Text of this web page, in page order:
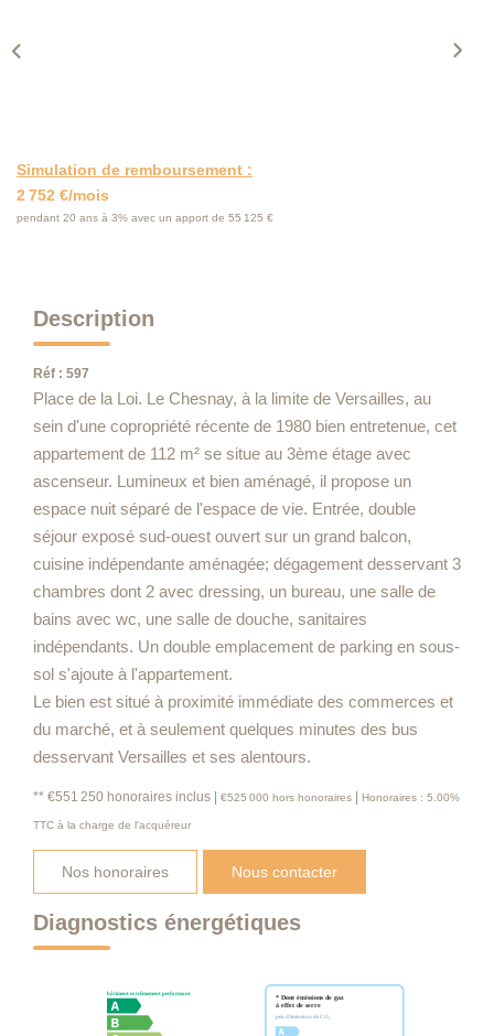
Simulation de remboursement :
2 752 €/mois
pendant 20 ans à 3% avec un apport de 55 125 €
Description
Réf : 597
Place de la Loi. Le Chesnay, à la limite de Versailles, au
sein d'une copropriété récente de 1980 bien entretenue, cet
appartement de 112 m² se situe au 3ème étage avec
ascenseur. Lumineux et bien aménagé, il propose un
espace nuit séparé de l'espace de vie. Entrée, double
séjour exposé sud-ouest ouvert sur un grand balcon,
cuisine indépendante aménagée; dégagement desservant 3
chambres dont 2 avec dressing, un bureau, une salle de
bains avec wc, une salle de douche, sanitaires
indépendants. Un double emplacement de parking en sous-
sol s'ajoute à l'appartement.
Le bien est situé à proximité immédiate des commerces et
du marché, et à seulement quelques minutes des bus
desservant Versailles et ses alentours.
** €551 250 honoraires inclus | €525 000 hors honoraires | Honoraires : 5.00%
TTC à la charge de l'acquéreur
Nos honoraires Nous contacter
Diagnostics énergétiques